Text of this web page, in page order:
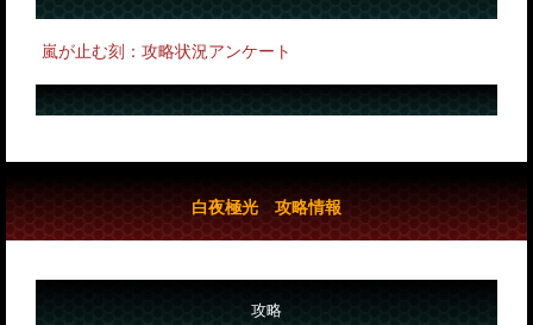
嵐が止む刻：攻略状況アンケート
白夜極光 攻略情報
攻略